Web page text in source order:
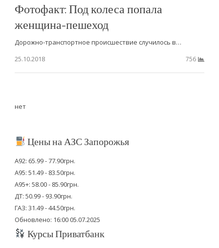
Фотофакт: Под колеса попала
женщина-пешеход
Дорожно-транспортное происшествие случилось в…
25.10.2018
756
нет
Цены на АЗС Запорожья
А92: 65.99 - 77.90грн.
А95: 51.49 - 83.50грн.
А95+: 58.00 - 85.90грн.
ДТ: 50.99 - 93.90грн.
ГАЗ: 31.49 - 44.50грн.
Обновлено: 16:00 05.07.2025
Курсы Приватбанк